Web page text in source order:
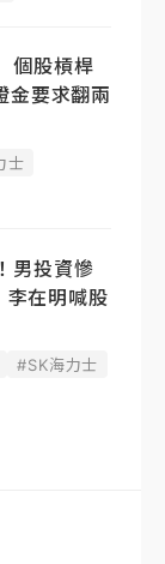
個股槓桿
金要求翻兩
士
男投資慘
在明喊股
#SK海力士